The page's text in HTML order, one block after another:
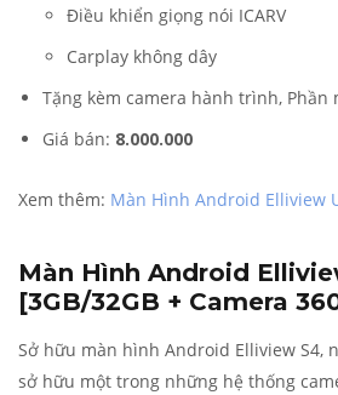
Điều khiển giọng nói ICARV
Carplay không dây
Tặng kèm camera hành trình, Phần
Giá bán: 8.000.000
Xem thêm: Màn Hình Android Elliview
Màn Hình Android
[3GB/32GB + Camera
Sở hữu màn hình Android Elliview S4,
sở hữu một trong những hệ thống